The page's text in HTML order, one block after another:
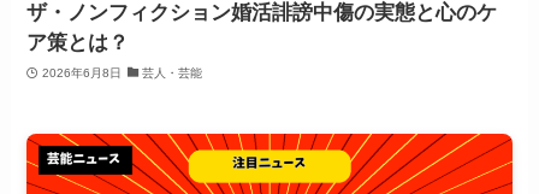
ザ・ノンフィクション婚活誹謗中傷の実態と心のケ
ア策とは？
2026年6月8日 芸人・芸能